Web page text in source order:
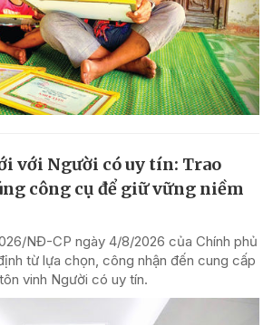
với Người có uy tín: Trao
công cụ để giữ vững niềm
NĐ-CP ngày 4/8/2026 của Chính phủ
từ lựa chọn, công nhận đến cung cấp
vinh Người có uy tín.